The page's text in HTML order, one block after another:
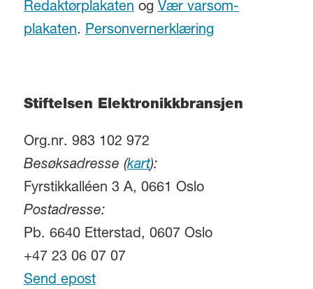
Redaktørplakatenog Vær varsom-
plakaten. Personvernerklæring
Stiftelsen Elektronikkbransjen
Org.nr. 983 102 972
Besøksadresse (kart):
Fyrstikkalléen 3 A, 0661 Oslo
Postadresse:
Pb. 6640 Etterstad, 0607 Oslo
+47 23 06 07 07
Send epost